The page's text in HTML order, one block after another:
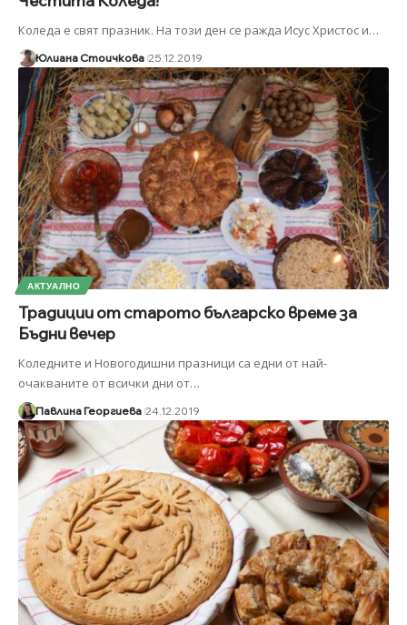
Коледа е свят празник. На този ден се ражда Исус Христос и…
Юлиана Стоичкова 25.12.2019
АКТУАЛНО
Традиции от старото българско време за
Бъдни вечер
Коледните и Новогодишни празници са едни от най-
очакваните от всички дни от…
Павлина Георгиева 24.12.2019